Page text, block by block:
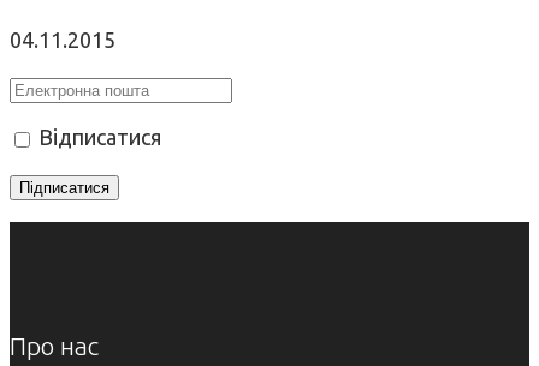
04.11.2015
Відписатися
Про нас